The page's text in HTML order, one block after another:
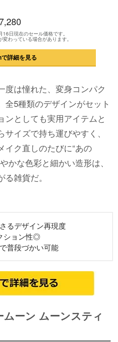
日現在のセール価格です。
わっている場合があります。
詳細を見る
度は憧れた、変身コンパク
全5種類のデザインがセット
ンとしても実用アイテムと
イズで持ち運びやすく、
イク直しのたびに“あの
かな色彩と細かい造形は、
雑貨だ。
るデザイン再現度
ション性◎
普段づかい可能
ーン ムーンスティ